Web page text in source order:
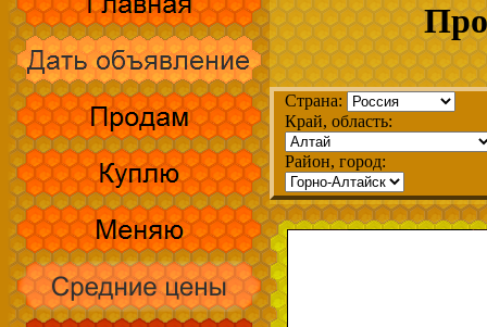
Страна:
Край, область:
Район, город: